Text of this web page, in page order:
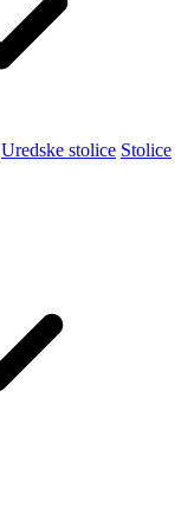
Uredske stolice Stolice